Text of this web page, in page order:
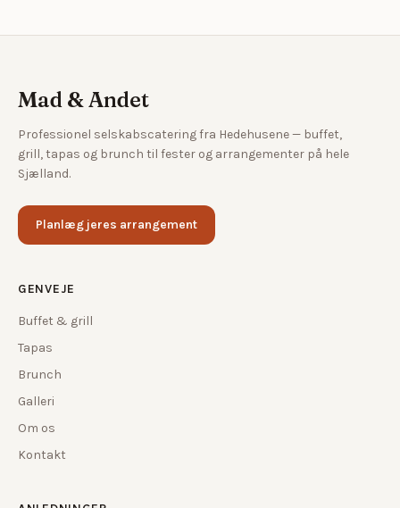
Mad & Andet
Professionel selskabscatering fra Hedehusene — buffet,
grill, tapas og brunch til fester og arrangementer på hele
Sjælland.
Planlæg jeres arrangement
GENVEJE
Buffet & grill
Tapas
Brunch
Galleri
Om os
Kontakt